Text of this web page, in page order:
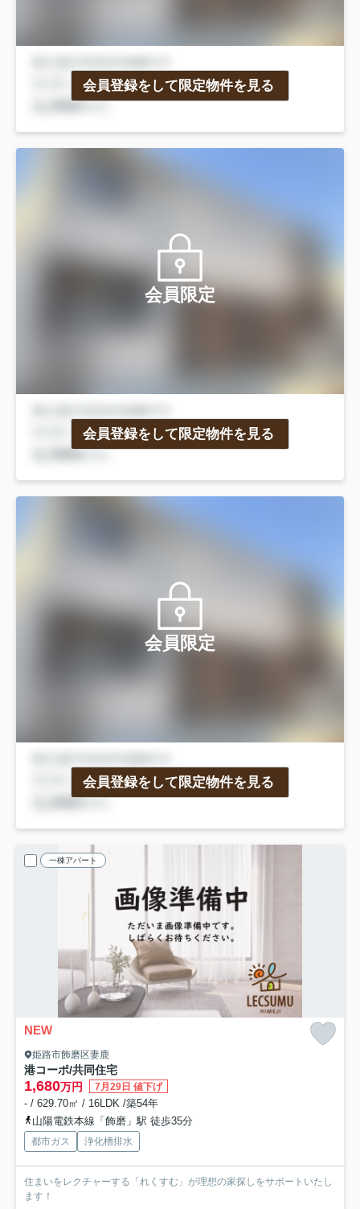
会員登録をして限定物件を見る
会員限定
会員登録をして限定物件を見る
会員限定
会員登録をして限定物件を見る
一棟アパート
NEW
姫路市飾磨区妻鹿
港コーポ/共同住宅
1,680万円 7月29日 値下げ
- / 629.70㎡ / 16LDK /築54年
山陽電鉄本線「飾磨」駅 徒歩35分
都市ガス 浄化槽排水
住まいをレクチャーする「れくすむ」が理想の家探しをサポートいたし
ます！